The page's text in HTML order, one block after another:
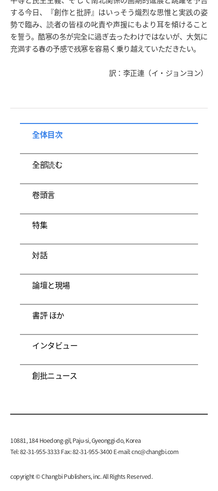
する今日、『創作と批評』はいっそう熾烈な思惟と実践の姿
勢で臨み、読者の皆様の叱責や声援にもより耳を傾けること
を誓う。酷寒の冬が完全に過ぎ去ったわけではないが、大気に
充満する春の予感で残寒を容易く乗り越えていただきたい。
訳：李正連（イ・ジョンヨン）
全体目次
全部読む
卷頭言
特集
対話
論壇と現場
書評 ほか
インタビュー
創批ニュース
10881, 184 Hoedong-gil, Paju-si, Gyeonggi-do, Korea
Tel: 82-31-955-3333 Fax: 82-31-955-3400 E-mail:cnc@changbi.com
copyright © Changbi Publishers, inc. All Rights Reserved.